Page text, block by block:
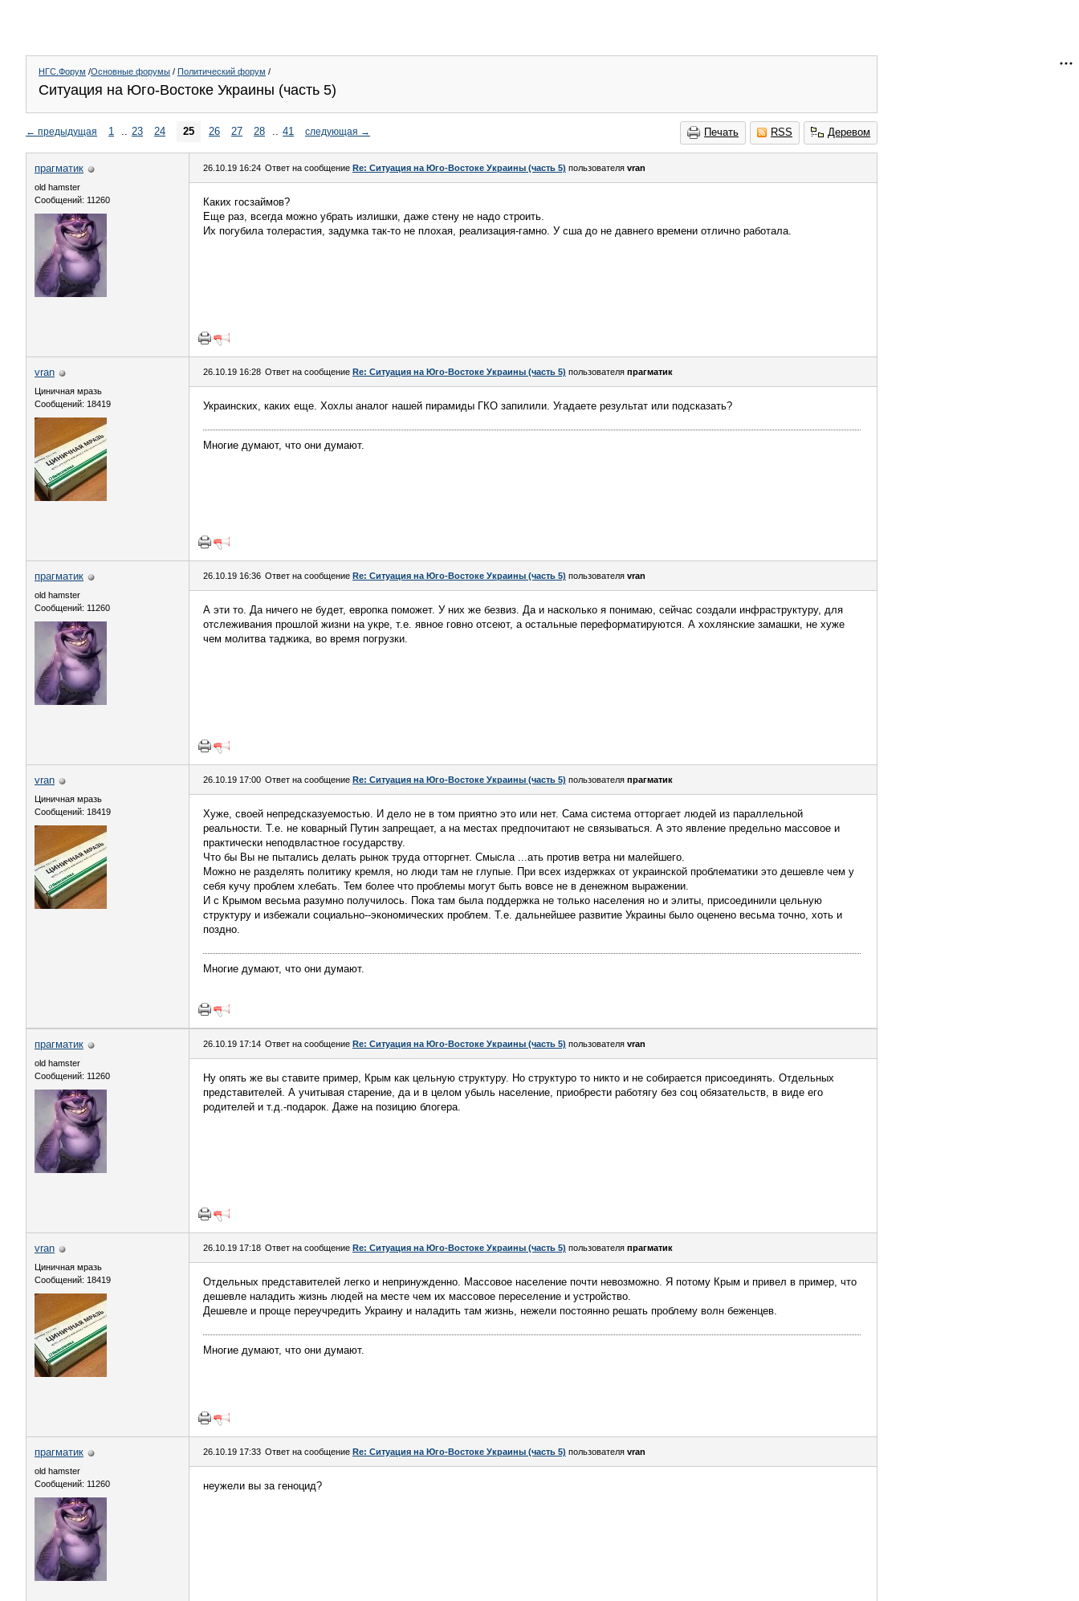
НГС.Форум /Основные форумы / Политический форум /
Ситуация на Юго-Востоке Украины (часть 5)
Печать RSS Деревом
← предыдущая 1 .. 23 24 25 26 27 28 .. 41 следующая →
прагматик
old hamster
Сообщений: 11260
26.10.19 16:24 Ответ на сообщение Re: Ситуация на Юго-Востоке Украины (часть 5) пользователя vran
Каких госзаймов?
Еще раз, всегда можно убрать излишки, даже стену не надо строить.
Их погубила толерастия, задумка так-то не плохая, реализация-гамно. У сша до не давнего времени отлично работала.
vran
Циничная мразь
Сообщений: 18419
26.10.19 16:28 Ответ на сообщение Re: Ситуация на Юго-Востоке Украины (часть 5) пользователя прагматик
Украинских, каких еще. Хохлы аналог нашей пирамиды ГКО запилили. Угадаете результат или подсказать?
Многие думают, что они думают.
прагматик
old hamster
Сообщений: 11260
26.10.19 16:36 Ответ на сообщение Re: Ситуация на Юго-Востоке Украины (часть 5) пользователя vran
А эти то. Да ничего не будет, европка поможет. У них же безвиз. Да и насколько я понимаю, сейчас создали инфраструктуру, для
отслеживания прошлой жизни на укре, т.е. явное говно отсеют, а остальные переформатируются. А хохлянские замашки, не хуже
чем молитва таджика, во время погрузки.
vran
Циничная мразь
Сообщений: 18419
26.10.19 17:00 Ответ на сообщение Re: Ситуация на Юго-Востоке Украины (часть 5) пользователя прагматик
Хуже, своей непредсказуемостью. И дело не в том приятно это или нет. Сама система отторгает людей из параллельной
реальности. Т.е. не коварный Путин запрещает, а на местах предпочитают не связываться. А это явление предельно массовое и
практически неподвластное государству.
Что бы Вы не пытались делать рынок труда отторгнет. Смысла ...ать против ветра ни малейшего.
Можно не разделять политику кремля, но люди там не глупые. При всех издержках от украинской проблематики это дешевле чем у
себя кучу проблем хлебать. Тем более что проблемы могут быть вовсе не в денежном выражении.
И с Крымом весьма разумно получилось. Пока там была поддержка не только населения но и элиты, присоединили цельную
структуру и избежали социально--экономических проблем. Т.е. дальнейшее развитие Украины было оценено весьма точно, хоть и
поздно.
Многие думают, что они думают.
прагматик
old hamster
Сообщений: 11260
26.10.19 17:14 Ответ на сообщение Re: Ситуация на Юго-Востоке Украины (часть 5) пользователя vran
Ну опять же вы ставите пример, Крым как цельную структуру. Но структуро то никто и не собирается присоединять. Отдельных
представителей. А учитывая старение, да и в целом убыль население, приобрести работягу без соц обязательств, в виде его
родителей и т.д.-подарок. Даже на позицию блогера.
vran
Циничная мразь
Сообщений: 18419
26.10.19 17:18 Ответ на сообщение Re: Ситуация на Юго-Востоке Украины (часть 5) пользователя прагматик
Отдельных представителей легко и непринужденно. Массовое население почти невозможно. Я потому Крым и привел в пример, что
дешевле наладить жизнь людей на месте чем их массовое переселение и устройство.
Дешевле и проще переучредить Украину и наладить там жизнь, нежели постоянно решать проблему волн беженцев.
Многие думают, что они думают.
прагматик
old hamster
Сообщений: 11260
26.10.19 17:33 Ответ на сообщение Re: Ситуация на Юго-Востоке Украины (часть 5) пользователя vran
неужели вы за геноцид?